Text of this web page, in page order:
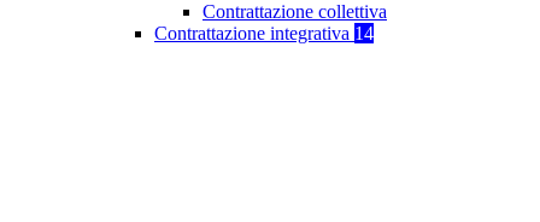
Contrattazione collettiva
Contrattazione integrativa 14